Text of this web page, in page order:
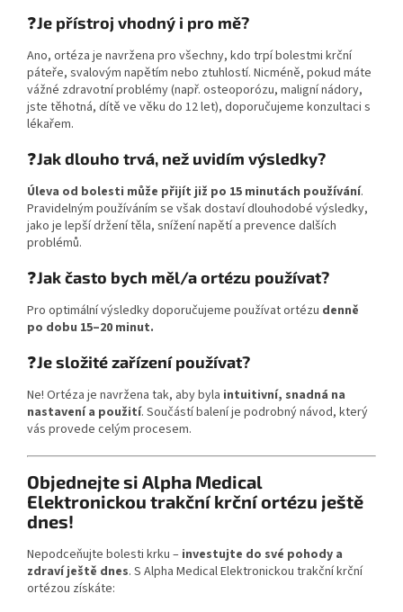
❓Je přístroj vhodný i pro mě?
Ano, ortéza je navržena pro všechny, kdo trpí bolestmi krční
páteře, svalovým napětím nebo ztuhlostí. Nicméně, pokud máte
vážné zdravotní problémy (např. osteoporózu, maligní nádory,
jste těhotná, dítě ve věku do 12 let), doporučujeme konzultaci s
lékařem.
❓Jak dlouho trvá, než uvidím výsledky?
Úleva od bolesti může přijít již po 15 minutách používání.
Pravidelným používáním se však dostaví dlouhodobé výsledky,
jako je lepší držení těla, snížení napětí a prevence dalších
problémů.
❓Jak často bych měl/a ortézu používat?
Pro optimální výsledky doporučujeme používat ortézu denně
po dobu 15–20 minut.
❓Je složité zařízení používat?
Ne! Ortéza je navržena tak, aby byla intuitivní, snadná na
nastavení a použití. Součástí balení je podrobný návod, který
vás provede celým procesem.
Objednejte si Alpha Medical
Elektronickou trakční krční ortézu ještě
dnes!
Nepodceňujte bolesti krku – investujte do své pohody a
zdraví ještě dnes. S Alpha Medical Elektronickou trakční krční
ortézou získáte: